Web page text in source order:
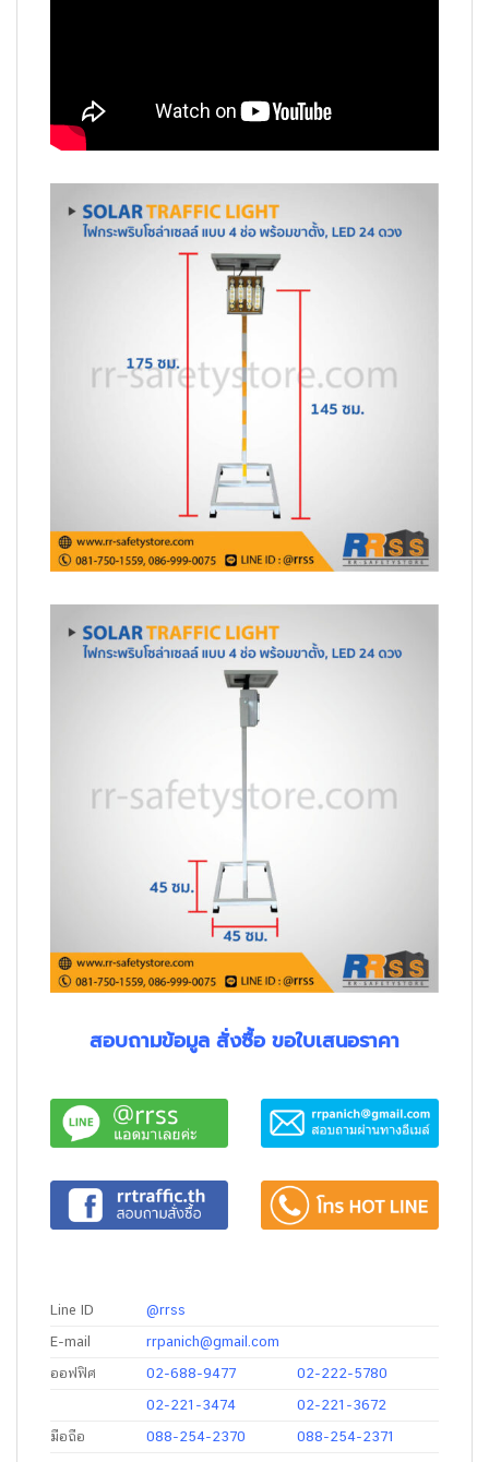
สอบถามข้อมูล สั่งซื้อ ขอใบเสนอราคา
Line ID
@rrss
E-mail
rrpanich@gmail.com
ออฟฟิศ
02-688-9477
02-222-5780
02-221-3474
02-221-3672
มือถือ
088-254-2370
088-254-2371